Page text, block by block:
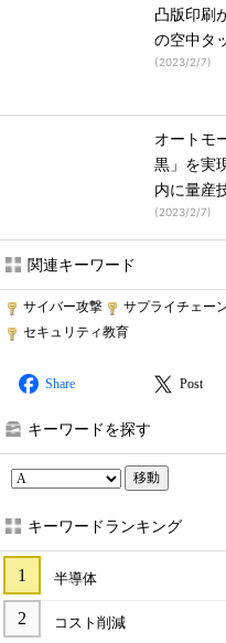
凸版印刷
の空中タ
(2023/2/7)
オートモ
黒」を実
内に量産
(2023/2/7)
関連キーワード
サイバー攻撃 サプライチェー
セキュリティ教育
Share Post
キーワードを探す
移動
キーワードランキング
半導体
コスト削減